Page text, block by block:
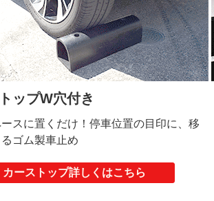
ップW穴付き
スに置くだけ！停車位置の目印に、移
ゴム製車止め
ーストップ詳しくはこちら